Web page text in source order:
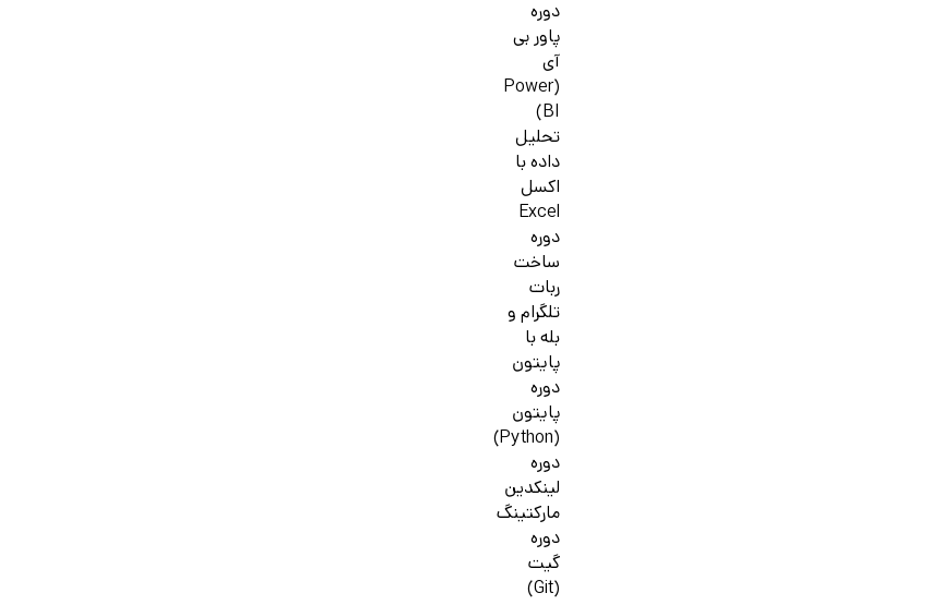
دوره
پاور بی
آی
(Power
BI)
تحلیل
داده با
اکسل
Excel
دوره
ساخت
ربات
تلگرام و
بله با
پایتون
دوره
پایتون
(Python)
دوره
لینکدین
مارکتینگ
دوره
گیت
(Git)